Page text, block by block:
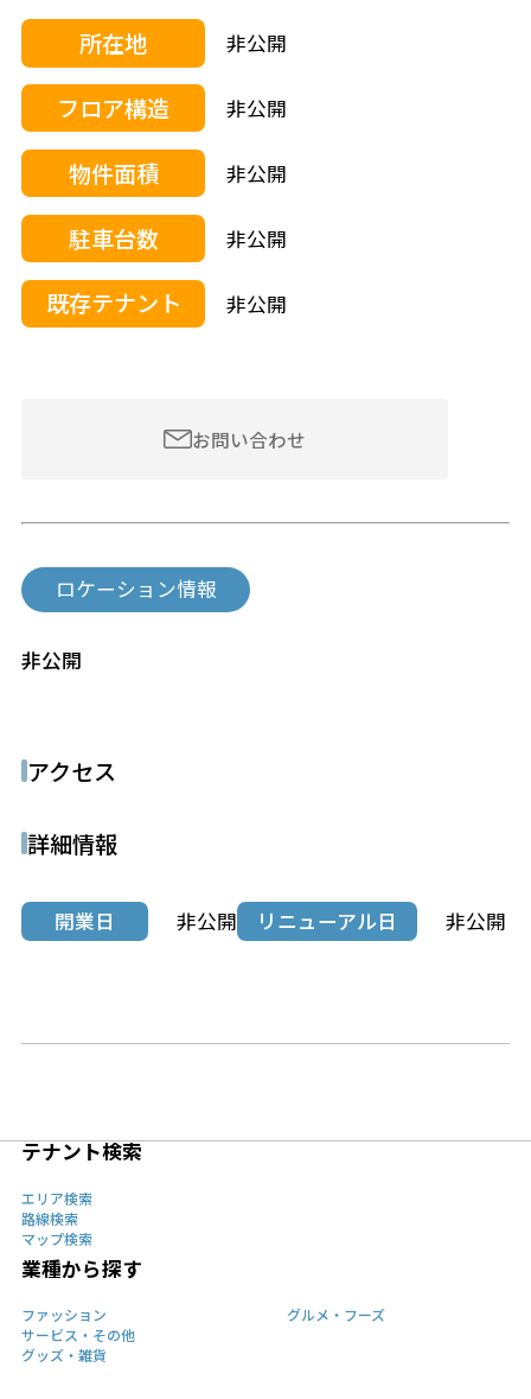
所在地 非公開
フロア構造 非公開
物件面積 非公開
駐車台数 非公開
既存テナント 非公開
お問い合わせ
ロケーション情報
非公開
アクセス
詳細情報
開業日 非公開 リニューアル日 非公開
テナント検索
エリア検索
路線検索
マップ検索
業種から探す
ファッション
サービス・その他
グッズ・雑貨
グルメ・フーズ